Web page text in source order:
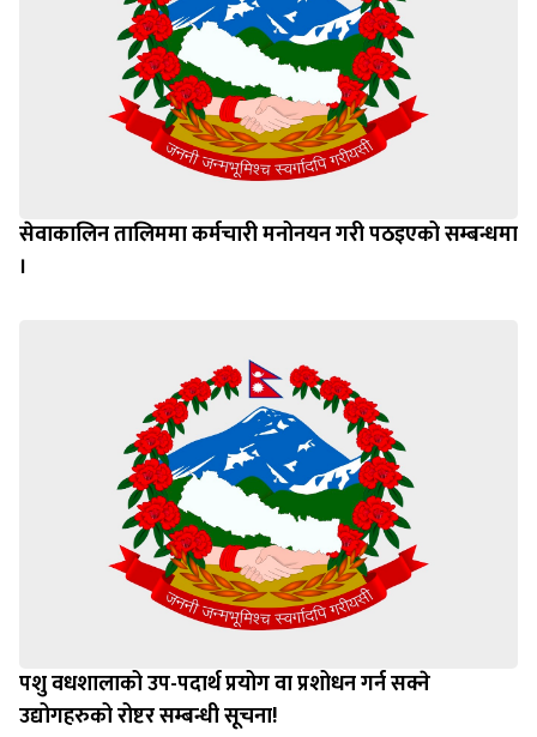
सेवाकालिन तालिममा कर्मचारी मनोनयन गरी पठइएको सम्बन्धमा
।
पशु वधशालाको उप-पदार्थ प्रयोग वा प्रशोधन गर्न सक्ने
उद्योगहरुको रोष्टर सम्बन्धी सूचना!